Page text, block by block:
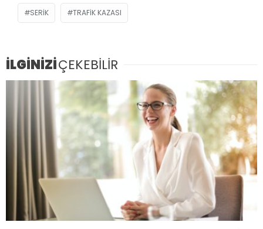
SERIK TRAFIK KAZASI
İLGİNİZİÇEKEBİLİR